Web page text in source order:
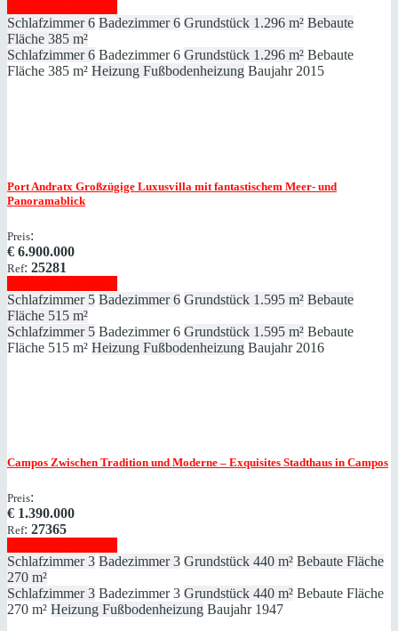
Schlafzimmer 6 Badezimmer 6 Grundstück 1.296 m² Bebaute
Fläche 385 m²
Schlafzimmer 6 Badezimmer 6 Grundstück 1.296 m² Bebaute
Fläche 385 m² Heizung Fußbodenheizung Baujahr 2015
Port Andratx Großzügige Luxusvilla mit fantastischem Meer- und
Panoramablick
Preis:
€ 6.900.000
Ref: 25281
Schlafzimmer 5 Badezimmer 6 Grundstück 1.595 m² Bebaute
Fläche 515 m²
Schlafzimmer 5 Badezimmer 6 Grundstück 1.595 m² Bebaute
Fläche 515 m² Heizung Fußbodenheizung Baujahr 2016
Campos Zwischen Tradition und Moderne – Exquisites Stadthaus in Campos
Preis:
€ 1.390.000
Ref: 27365
Schlafzimmer 3 Badezimmer 3 Grundstück 440 m² Bebaute Fläche
270 m²
Schlafzimmer 3 Badezimmer 3 Grundstück 440 m² Bebaute Fläche
270 m² Heizung Fußbodenheizung Baujahr 1947